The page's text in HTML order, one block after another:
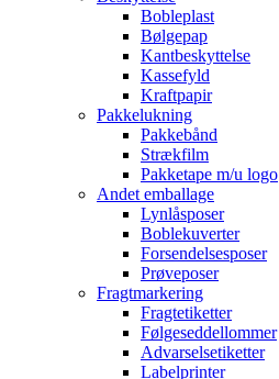
Bobleplast
Bølgepap
Kantbeskyttelse
Kassefyld
Kraftpapir
Pakkelukning
Pakkebånd
Strækfilm
Pakketape m/u logo
Andet emballage
Lynlåsposer
Boblekuverter
Forsendelsesposer
Prøveposer
Fragtmarkering
Fragtetiketter
Følgeseddellommer
Advarselsetiketter
Labelprinter